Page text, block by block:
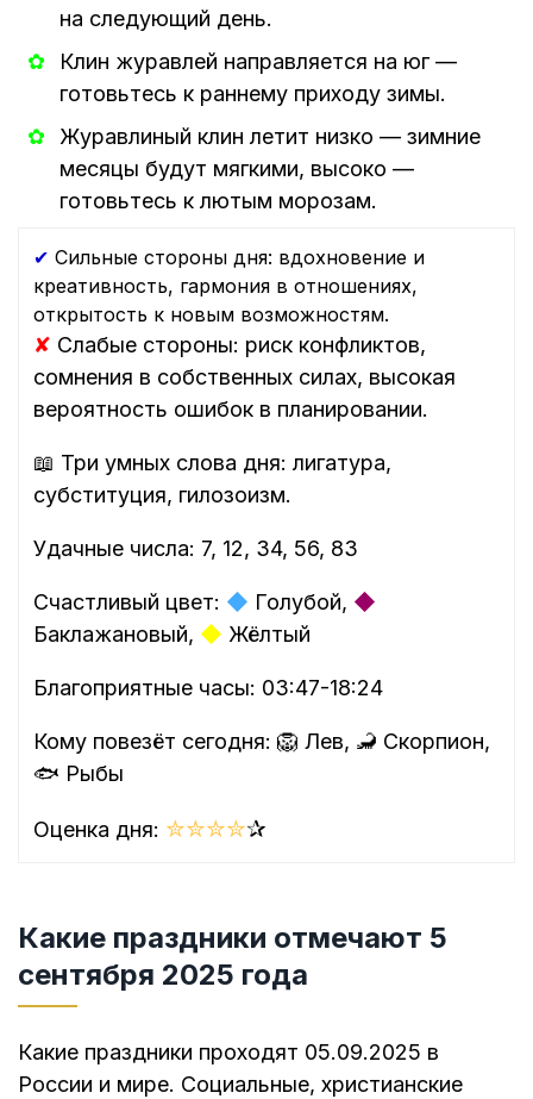
на следующий день.
Клин журавлей направляется на юг —
готовьтесь к раннему приходу зимы.
Журавлиный клин летит низко — зимние
месяцы будут мягкими, высоко —
готовьтесь к лютым морозам.
✔ Сильные стороны дня: вдохновение и
креативность, гармония в отношениях,
открытость к новым возможностям.
✘ Слабые стороны: риск конфликтов,
сомнения в собственных силах, высокая
вероятность ошибок в планировании.
📖 Три умных слова дня: лигатура,
субституция, гилозоизм.
Удачные числа: 7, 12, 34, 56, 83
Счастливый цвет: ◆ Голубой, ◆
Баклажановый, ◆ Жёлтый
Благоприятные часы: 03:47-18:24
Кому повезёт сегодня: 🦁 Лев, 🦂 Скорпион,
🐟 Рыбы
Оценка дня: ✮✮✮✮✰
Какие праздники отмечают 5
сентября 2025 года
Какие праздники проходят 05.09.2025 в
России и мире. Социальные, христианские